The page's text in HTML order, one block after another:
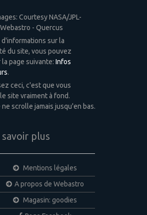
Courtesy NASA/JPL-
- Quercus
sur la
du site, vous pouvez
page suivante: Infos
.
ceci, c'est que vous
site vraiment à fond.
scrolle jamais jusqu'en bas.
savoir plus
Mentions légales
A propos de Webastro
Magasin: goodies